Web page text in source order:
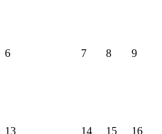
6 7 8 9
13 14 15 16